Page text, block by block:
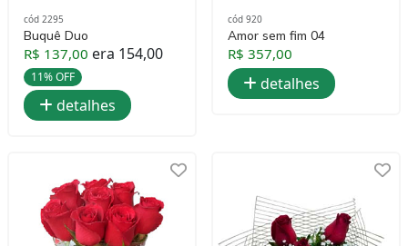
cód 2295
Buquê Duo
R$ 137,00 era 154,00
11% OFF
detalhes
cód 920
Amor sem fim 04
R$ 357,00
detalhes